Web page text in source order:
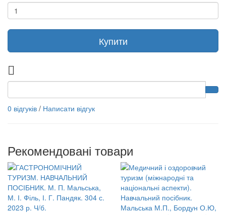
Купити
0 відгуків / Написати відгук
Рекомендовані товари